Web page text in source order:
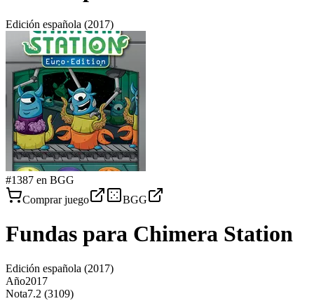
Edición española (2017)
#1387 en BGG
Comprar juego
BGG
Fundas para Chimera Station
Edición española (2017)
Año2017
Nota7.2 (3109)